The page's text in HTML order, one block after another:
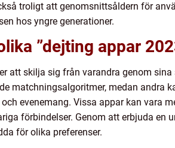
troligt att genomsnittsåldern för
hos yngre generationer.
”dejting appar
att skilja sig från varandra genom
matchningsalgoritmer, medan andra
evenemang. Vissa appar kan vara
förbindelser. Genom att erbjuda en
för olika preferenser.